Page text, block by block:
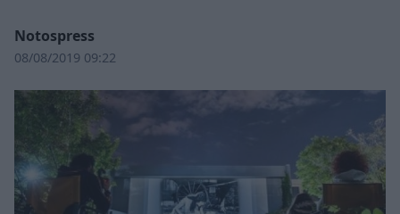
Notospress
08/08/2019 09:22